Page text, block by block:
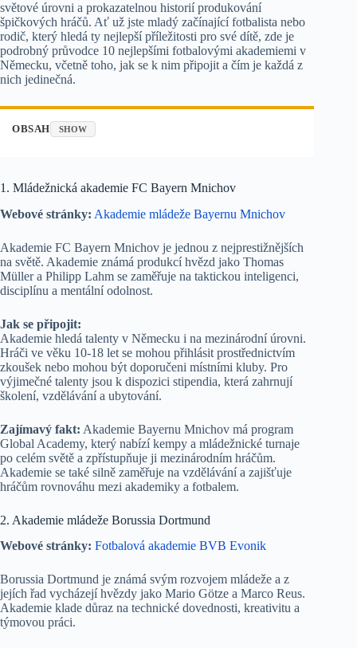
světové úrovni a prokazatelnou historií produkování
špičkových hráčů. Ať už jste mladý začínající fotbalista nebo
rodič, který hledá ty nejlepší příležitosti pro své dítě, zde je
podrobný průvodce 10 nejlepšími fotbalovými akademiemi v
Německu, včetně toho, jak se k nim připojit a čím je každá z
nich jedinečná.
OBSAH SHOW
1. Mládežnická akademie FC Bayern Mnichov
Webové stránky: Akademie mládeže Bayernu Mnichov
Akademie FC Bayern Mnichov je jednou z nejprestižnějších
na světě. Akademie známá produkcí hvězd jako Thomas
Müller a Philipp Lahm se zaměřuje na taktickou inteligenci,
disciplínu a mentální odolnost.
Jak se připojit:
Akademie hledá talenty v Německu i na mezinárodní úrovni.
Hráči ve věku 10-18 let se mohou přihlásit prostřednictvím
zkoušek nebo mohou být doporučeni místními kluby. Pro
výjimečné talenty jsou k dispozici stipendia, která zahrnují
školení, vzdělávání a ubytování.
Zajímavý fakt: Akademie Bayernu Mnichov má program
Global Academy, který nabízí kempy a mládežnické turnaje
po celém světě a zpřístupňuje ji mezinárodním hráčům.
Akademie se také silně zaměřuje na vzdělávání a zajišťuje
hráčům rovnováhu mezi akademiky a fotbalem.
2. Akademie mládeže Borussia Dortmund
Webové stránky: Fotbalová akademie BVB Evonik
Borussia Dortmund je známá svým rozvojem mládeže a z
jejích řad vycházejí hvězdy jako Mario Götze a Marco Reus.
Akademie klade důraz na technické dovednosti, kreativitu a
týmovou práci.